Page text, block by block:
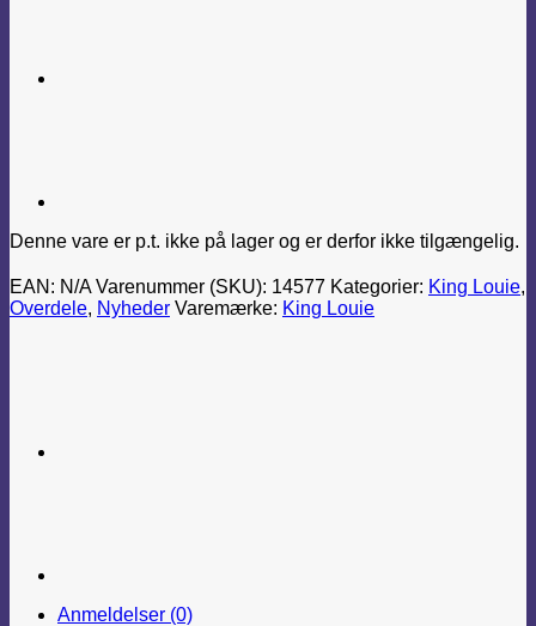
Denne vare er p.t. ikke på lager og er derfor ikke tilgængelig.
EAN: N/A Varenummer (SKU): 14577 Kategorier: King Louie,
Overdele, Nyheder Varemærke: King Louie
Anmeldelser (0)